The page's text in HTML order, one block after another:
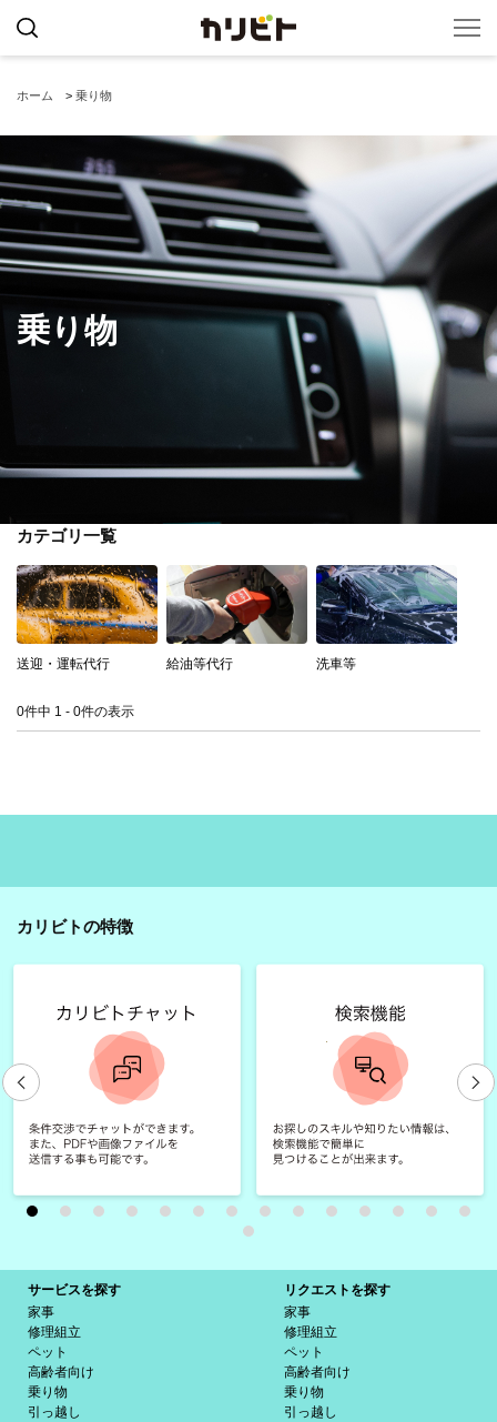
ホーム > 乗り物
乗り物
カテゴリ一覧
送迎・運転代行 給油等代行 洗車等
0件中 1 - 0件の表示
カリビトの特徴
サービスを探す
家事
修理組立
ペット
高齢者向け
乗り物
引っ越し
リクエストを探す
家事
修理組立
ペット
高齢者向け
乗り物
引っ越し